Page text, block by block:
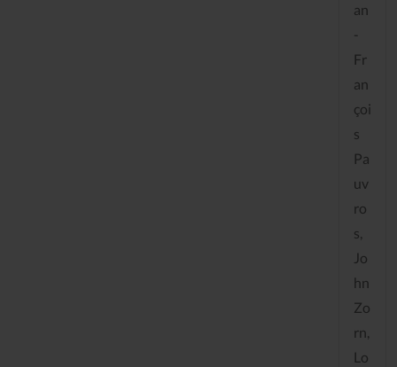
an
-
Fr
an
çoi
s
Pa
uv
ro
s,
Jo
hn
Zo
rn,
Lo